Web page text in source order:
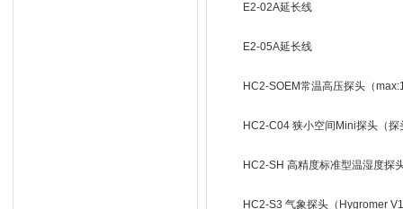
E2-02A延长线
E2-05A延长线
HC2-SOEM常温高压探头（
HC2-C04 狭小空间Mini探头（探
HC2-SH 高精度标准型温湿度探
HC2-S3 气象探头（Hygromer